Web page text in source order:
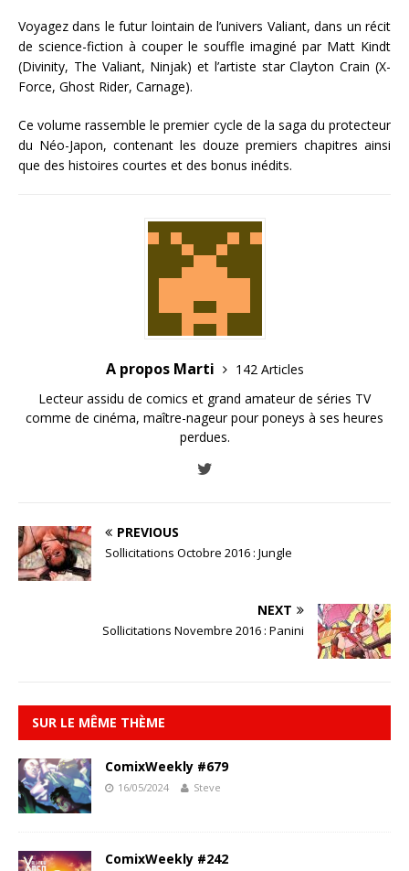
Voyagez dans le futur lointain de l’univers Valiant, dans un récit
de science-fiction à couper le souffle imaginé par Matt Kindt
(Divinity, The Valiant, Ninjak) et l’artiste star Clayton Crain (X-
Force, Ghost Rider, Carnage).
Ce volume rassemble le premier cycle de la saga du protecteur
du Néo-Japon, contenant les douze premiers chapitres ainsi
que des histoires courtes et des bonus inédits.
A propos Marti
142 Articles
Lecteur assidu de comics et grand amateur de séries TV
comme de cinéma, maître-nageur pour poneys à ses heures
perdues.
PREVIOUS
Sollicitations Octobre 2016 : Jungle
NEXT
Sollicitations Novembre 2016 : Panini
SUR LE MÊME THÈME
ComixWeekly #679
16/05/2024 Steve
ComixWeekly #242